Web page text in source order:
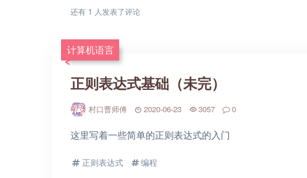
还有 1 人发表了评论
计算机语言
正则表达式基础（未完）
村口曹师傅 2020-06-23 3057 0
这里写着一些简单的正则表达式的入门
正则表达式 编程